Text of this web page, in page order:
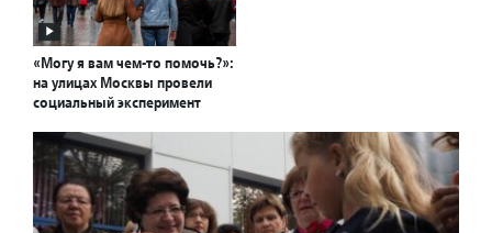
«Могу я вам чем-то помочь?»:
на улицах Москвы провели
социальный эксперимент